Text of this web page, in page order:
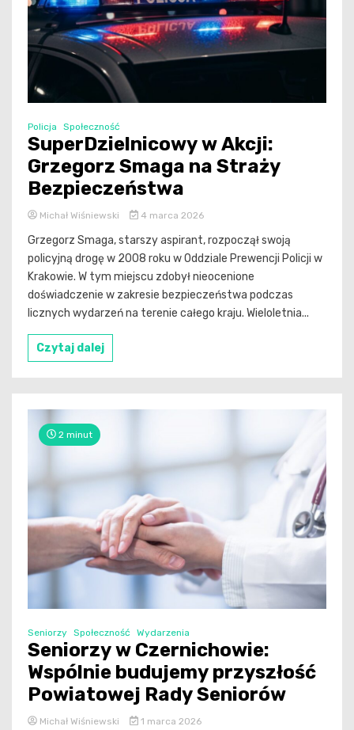
Policja Społeczność
SuperDzielnicowy w Akcji:
Grzegorz Smaga na Straży
Bezpieczeństwa
Michał Wiśniewski 4 marca 2026
Grzegorz Smaga, starszy aspirant, rozpoczął swoją
policyjną drogę w 2008 roku w Oddziale Prewencji Policji w
Krakowie. W tym miejscu zdobył nieocenione
doświadczenie w zakresie bezpieczeństwa podczas
licznych wydarzeń na terenie całego kraju. Wieloletnia...
Czytaj dalej
2 minut
Seniorzy Społeczność Wydarzenia
Seniorzy w Czernichowie:
Wspólnie budujemy przyszłość
Powiatowej Rady Seniorów
Michał Wiśniewski 1 marca 2026